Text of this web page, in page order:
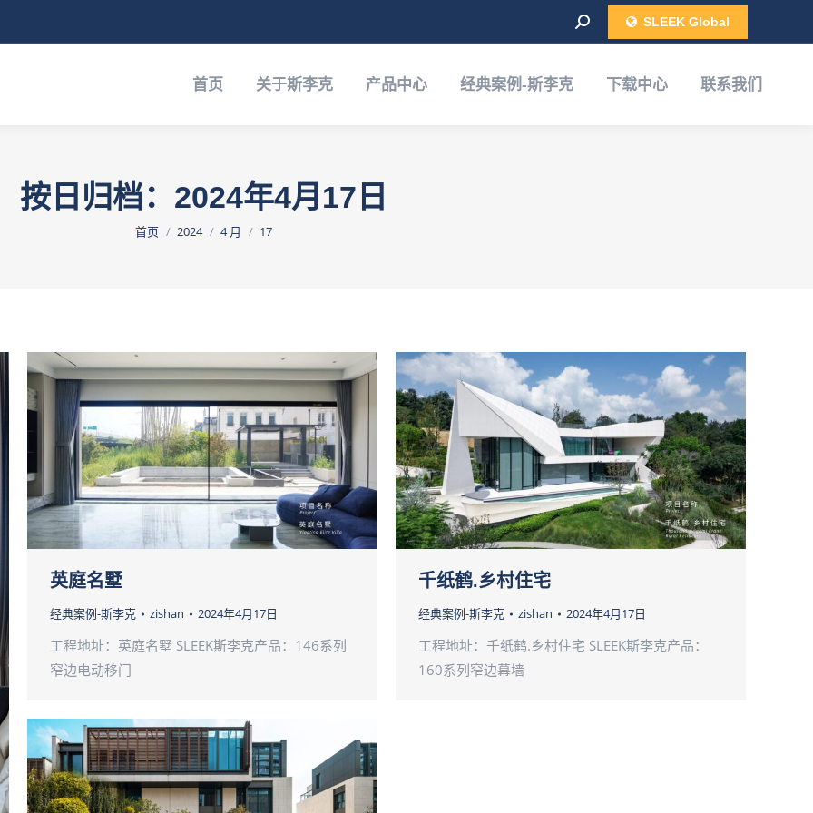
Search: SLEEK Global
首页 关于斯李克 产品中心 经典案例-斯李克 下载中心 联系我们
按日归档： 2024年4月17日
您在这里：
首页 2024 4 月 17
英庭名墅
经典案例-斯李克 zishan 2024年4月17日
工程地址：英庭名墅 SLEEK斯李克产品：146系列
窄边电动移门
千纸鹤.乡村住宅
经典案例-斯李克 zishan 2024年4月17日
工程地址：千纸鹤.乡村住宅 SLEEK斯李克产品：
160系列窄边幕墙